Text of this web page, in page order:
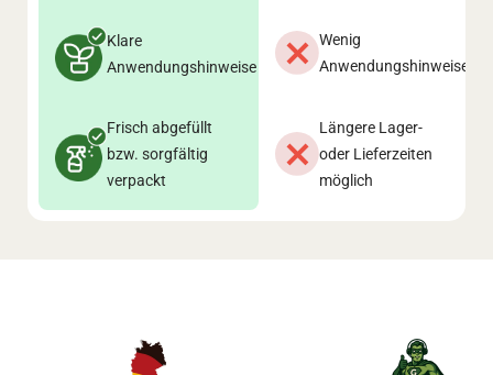
Klare
Anwendungshinweise
Wenig
Anwendungshinweise
Frisch abgefüllt
bzw. sorgfältig
verpackt
Längere Lager-
oder Lieferzeiten
möglich